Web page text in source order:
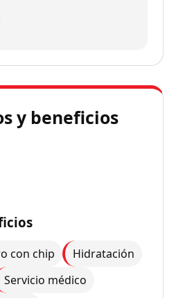
y beneficios
con chip
Hidratación
Servicio médico